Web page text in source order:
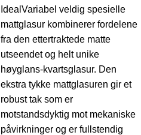
IdealVariabel veldig spesielle
mattglasur kombinerer fordelene
fra den ettertraktede matte
utseendet og helt unike
høyglans-kvartsglasur. Den
ekstra tykke mattglasuren gir et
robust tak som er
motstandsdyktig mot mekaniske
påvirkninger og er fullstendig